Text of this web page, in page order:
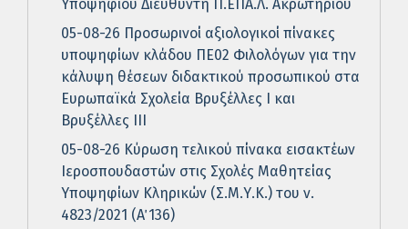
Υποψηφίου Διευθυντή Π.ΕΠΑ.Λ. Ακρωτηρίου
05-08-26 Προσωρινοί αξιολογικοί πίνακες
υποψηφίων κλάδου ΠΕ02 Φιλολόγων για την
κάλυψη θέσεων διδακτικού προσωπικού στα
Ευρωπαϊκά Σχολεία Βρυξέλλες Ι και
Βρυξέλλες ΙΙΙ
05-08-26 Κύρωση τελικού πίνακα εισακτέων
Ιεροσπουδαστών στις Σχολές Μαθητείας
Υποψηφίων Κληρικών (Σ.Μ.Υ.Κ.) του ν.
4823/2021 (Α΄ 136)